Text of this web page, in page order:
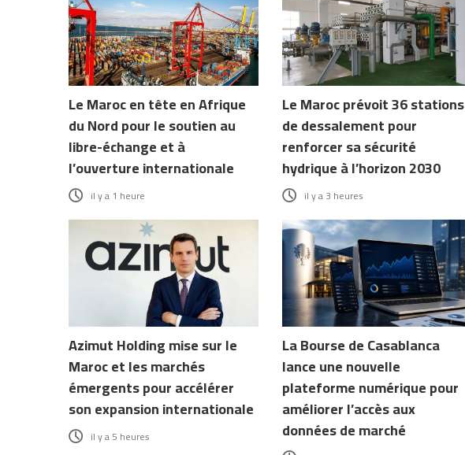
Le Maroc en tête en Afrique
du Nord pour le soutien au
libre-échange et à
l’ouverture internationale
il y a 1 heure
Le Maroc prévoit 36 stations
de dessalement pour
renforcer sa sécurité
hydrique à l’horizon 2030
il y a 3 heures
Azimut Holding mise sur le
Maroc et les marchés
émergents pour accélérer
son expansion internationale
il y a 5 heures
La Bourse de Casablanca
lance une nouvelle
plateforme numérique pour
améliorer l’accès aux
données de marché